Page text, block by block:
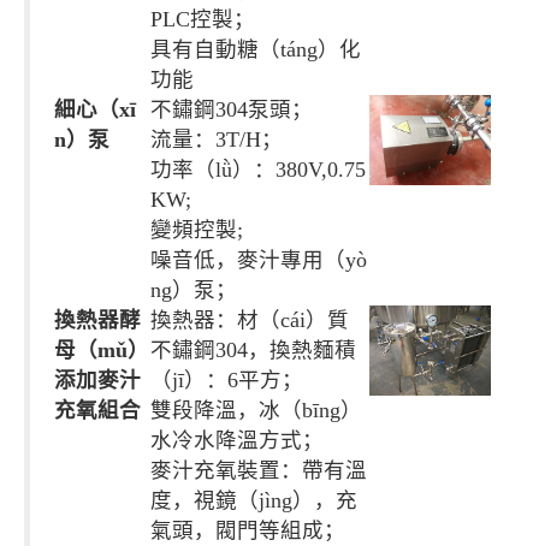
PLC控製；
具有自動糖（táng）化
功能
細心（xī
n）泵
不鏽鋼304泵頭；
流量：3T/H；
功率（lǜ）：380V,0.75
KW;
變頻控製;
噪音低，麥汁專用（yò
ng）泵；
換熱器酵
母（mǔ）
添加麥汁
充氧組合
換熱器：材（cái）質
不鏽鋼304，換熱麵積
（jī）：6平方；
雙段降溫，冰（bīng）
水冷水降溫方式；
麥汁充氧裝置：帶有溫
度，視鏡（jìng），充
氣頭，閥門等組成；